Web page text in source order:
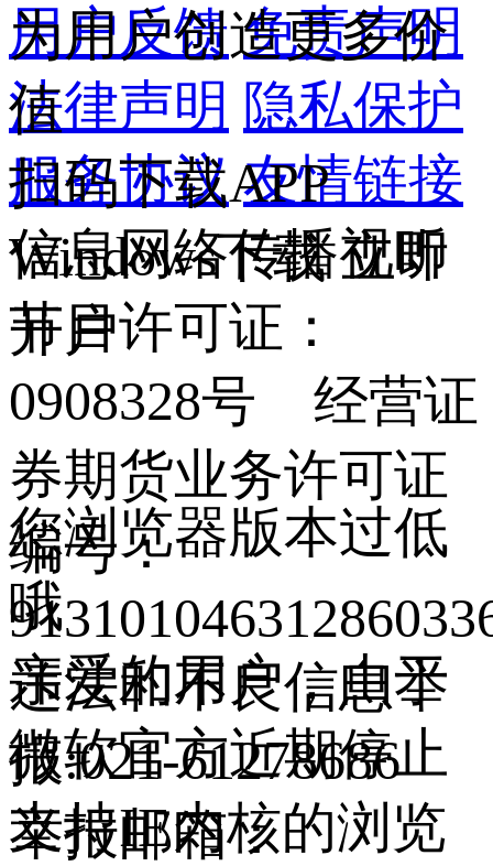
用户反馈 免责声明
法律声明 隐私保护
服务协议 友情链接
信息网络传播视听
节目许可证：
0908328号 经营证
券期货业务许可证
编号：
违法和不良信息举
报:021-61278686
举报邮箱：
为用户创造更多价
值
扫码下载APP
Windows下载立即
开户
您浏览器版本过低
哦
亲爱的用户，由于
微软官方近期停止
支持IE内核的浏览